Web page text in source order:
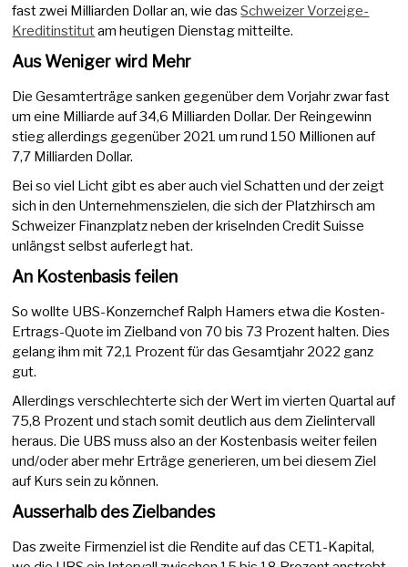
fast zwei Milliarden Dollar an, wie dasSchweizer Vorzeige-
Kreditinstitutam heutigen Dienstag mitteilte.
Aus Weniger wird Mehr
Die Gesamterträge sanken gegenüber dem Vorjahr zwar fast
um eine Milliarde auf 34,6 Milliarden Dollar. Der Reingewinn
stieg allerdings gegenüber 2021 um rund 150 Millionen auf
7,7 Milliarden Dollar.
Bei so viel Licht gibt es aber auch viel Schatten und der zeigt
sich in den Unternehmenszielen, die sich der Platzhirsch am
Schweizer Finanzplatz neben der kriselnden Credit Suisse
unlängst selbst auferlegt hat.
An Kostenbasis feilen
So wollte UBS-Konzernchef Ralph Hamers etwa die Kosten-
Ertrags-Quote im Zielband von 70 bis 73 Prozent halten. Dies
gelang ihm mit 72,1 Prozent für das Gesamtjahr 2022 ganz
gut.
Allerdings verschlechterte sich der Wert im vierten Quartal auf
75,8 Prozent und stach somit deutlich aus dem Zielintervall
heraus. Die UBS muss also an der Kostenbasis weiter feilen
und/oder aber mehr Erträge generieren, um bei diesem Ziel
auf Kurs sein zu können.
Ausserhalb des Zielbandes
Das zweite Firmenziel ist die Rendite auf das CET1-Kapital,